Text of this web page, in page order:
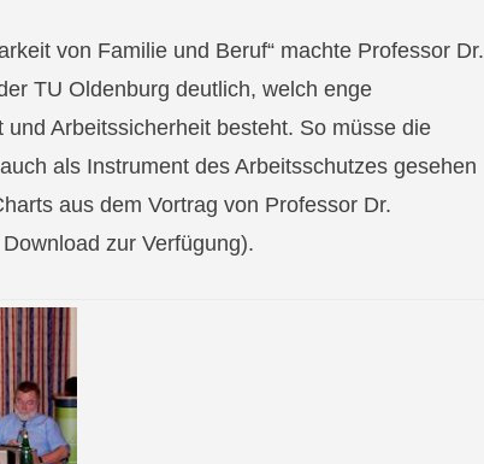
von Familie und Beruf“ machte Professor Dr.
TU Oldenburg deutlich, welch enge
und Arbeitssicherheit besteht. So müsse die
als Instrument des Arbeitsschutzes gesehen
aus dem Vortrag von Professor Dr.
zur Verfügung).